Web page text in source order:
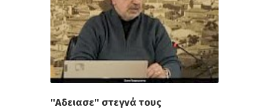
''Αδειασε'' στεγνά τους